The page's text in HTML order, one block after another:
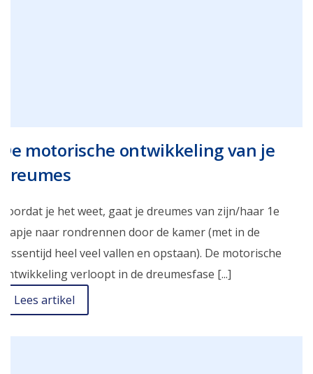
De motorische ontwikkeling van je
dreumes
Voordat je het weet, gaat je dreumes van zijn/haar 1e
stapje naar rondrennen door de kamer (met in de
tussentijd heel veel vallen en opstaan). De motorische
ontwikkeling verloopt in de dreumesfase [...]
Lees artikel